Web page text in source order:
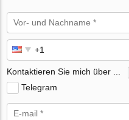
Kontaktieren Sie mich über ...
Telegram